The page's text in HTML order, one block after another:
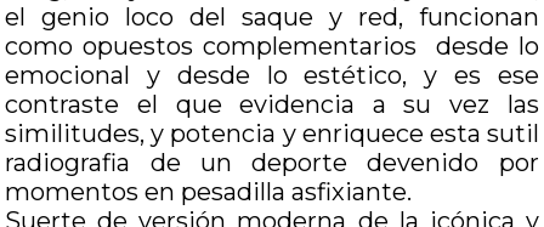
el genio loco del saque y red, funcionan
como opuestos complementarios desde lo
emocional y desde lo estético, y es ese
contraste el que evidencia a su vez las
similitudes, y potencia y enriquece esta sutil
radiografia de un deporte devenido por
momentos en pesadilla asfixiante.
Suerte de versión moderna de la icónica y